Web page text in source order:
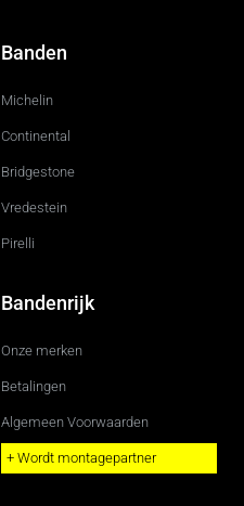
Banden
Michelin
Continental
Bridgestone
Vredestein
Pirelli
Bandenrijk
Onze merken
Betalingen
Algemeen Voorwaarden
+ Wordt montagepartner